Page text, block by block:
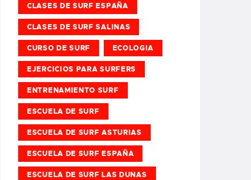
CLASES DE SURF ESPAÑA
CLASES DE SURF SALINAS
CURSO DE SURF ECOLOGIA
EJERCICIOS PARA SURFERS
ENTRENAMIENTO SURF
ESCUELA DE SURF
ESCUELA DE SURF ASTURIAS
ESCUELA DE SURF ESPAÑA
ESCUELA DE SURF LAS DUNAS